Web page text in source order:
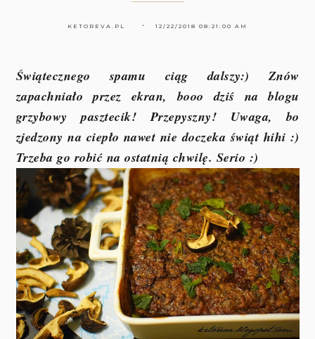
KETOREVA.PL 12/22/2018 08:21:00 AM
Świątecznego spamu ciąg dalszy:) Znów
zapachniało przez ekran, booo dziś na blogu
grzybowy pasztecik! Przepyszny! Uwaga, bo
zjedzony na ciepło nawet nie doczeka świąt hihi :)
Trzeba go robić na ostatnią chwilę. Serio :)